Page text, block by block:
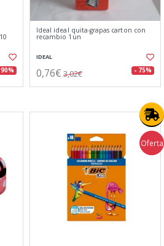
Ideal ideal quita-grapas carton con
recambio 1un
IDEAL
0,76€ 3,02€ - 75%
Oferta